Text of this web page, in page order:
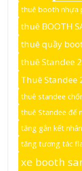
thuê booth nhựa
thuê BOOTH
thuê quầy
thuê Standee
Thuê Standee
thuê standee
thuê Standee đế
tăng gắn kết
tăng tương tác
xe booth